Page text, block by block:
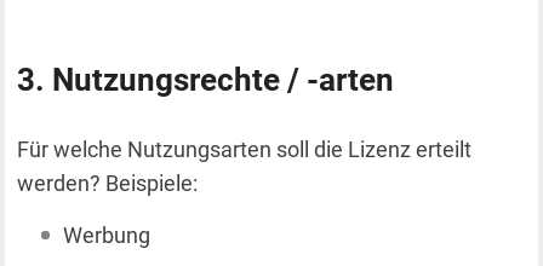
Nutzungsrechte / -arten
Für welche Nutzungsarten soll die Lizenz erteilt
werden? Beispiele:
Werbung